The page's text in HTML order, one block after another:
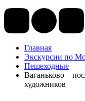
Главная
Экскурсии по
Пешеходные
Ваганьково –
художников